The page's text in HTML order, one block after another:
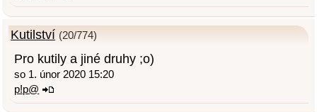
Kutilství (20/774)
Pro kutily a jiné druhy ;o)
so 1. únor 2020 15:20
p!p@